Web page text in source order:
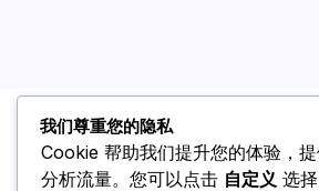
我们尊重您的隐私
Cookie 帮助我们提升您的体验，
分析流量。您可以点击 自定义 选